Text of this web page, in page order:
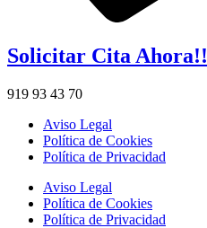
Solicitar Cita Ahora!!
919 93 43 70
Aviso Legal
Política de Cookies
Política de Privacidad
Aviso Legal
Política de Cookies
Política de Privacidad